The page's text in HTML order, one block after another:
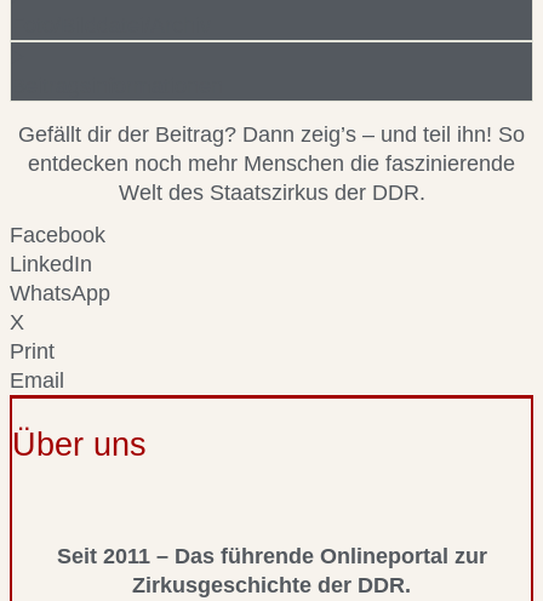
Gefällt dir der Beitrag? Dann zeig’s – und teil ihn! So
entdecken noch mehr Menschen die faszinierende
Welt des Staatszirkus der DDR.
Facebook
LinkedIn
WhatsApp
X
Print
Email
Über uns
Seit 2011 – Das führende Onlineportal zur
Zirkusgeschichte der DDR.